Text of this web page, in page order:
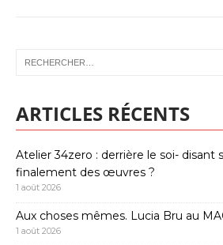
ARTICLES RÉCENTS
Atelier 34zero : derrière le soi- disant
finalement des œuvres ?
1 août 2026
Aux choses mêmes. Lucia Bru au
1 août 2026